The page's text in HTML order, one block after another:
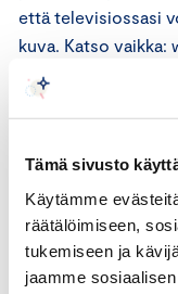
Tämä sivusto
Käytämme
räätälöimiseen,
tukemiseen ja
jaamme
että televisiossasi
kuva. Katso vaikka:
jakeluyhtiön
kohdennetulla
on kytketty
Mainosyhtiö on